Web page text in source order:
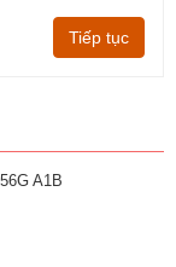
Tiếp tục
A1B